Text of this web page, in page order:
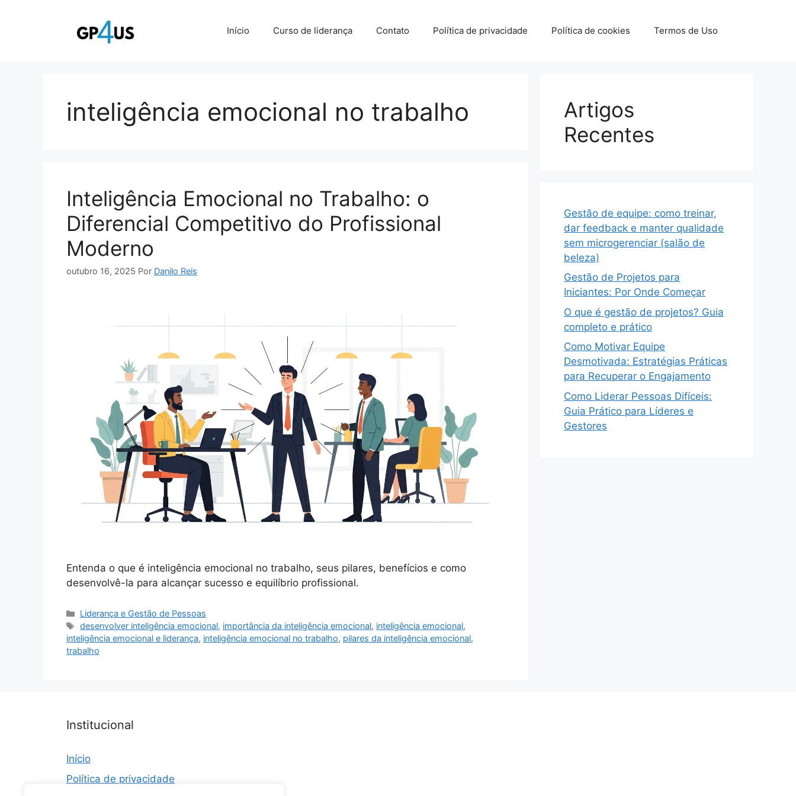
Início Curso de liderança Contato Política de privacidade Política de cookies Termos de Uso
inteligência emocional no trabalho
Inteligência Emocional no Trabalho: o
Diferencial Competitivo do Profissional
Moderno
outubro 16, 2025 Por Danilo Reis
Entenda o que é inteligência emocional no trabalho, seus pilares, benefícios e como
desenvolvê-la para alcançar sucesso e equilíbrio profissional.
Categorias
Liderança e Gestão de Pessoas
Tags
desenvolver inteligência emocional, importância da inteligência emocional, inteligência emocional,
inteligência emocional e liderança, inteligência emocional no trabalho, pilares da inteligência emocional,
trabalho
Artigos
Recentes
Gestão de equipe: como treinar,
dar feedback e manter qualidade
sem microgerenciar (salão de
beleza)
Gestão de Projetos para
Iniciantes: Por Onde Começar
O que é gestão de projetos? Guia
completo e prático
Como Motivar Equipe
Desmotivada: Estratégias Práticas
para Recuperar o Engajamento
Como Liderar Pessoas Difíceis:
Guia Prático para Líderes e
Gestores
Institucional
Início
Política de privacidade